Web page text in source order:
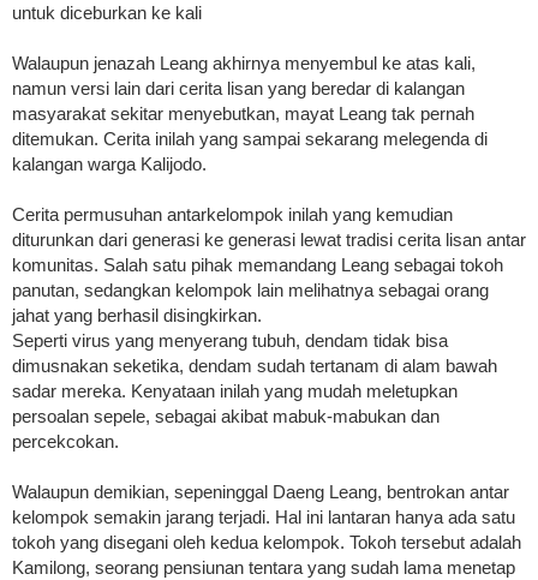
untuk diceburkan ke kali
Walaupun jenazah Leang akhirnya menyembul ke atas kali,
namun versi lain dari cerita lisan yang beredar di kalangan
masyarakat sekitar menyebutkan, mayat Leang tak pernah
ditemukan. Cerita inilah yang sampai sekarang melegenda di
kalangan warga Kalijodo.
Cerita permusuhan antarkelompok inilah yang kemudian
diturunkan dari generasi ke generasi lewat tradisi cerita lisan antar
komunitas. Salah satu pihak memandang Leang sebagai tokoh
panutan, sedangkan kelompok lain melihatnya sebagai orang
jahat yang berhasil disingkirkan.
Seperti virus yang menyerang tubuh, dendam tidak bisa
dimusnakan seketika, dendam sudah tertanam di alam bawah
sadar mereka. Kenyataan inilah yang mudah meletupkan
persoalan sepele, sebagai akibat mabuk-mabukan dan
percekcokan.
Walaupun demikian, sepeninggal Daeng Leang, bentrokan antar
kelompok semakin jarang terjadi. Hal ini lantaran hanya ada satu
tokoh yang disegani oleh kedua kelompok. Tokoh tersebut adalah
Kamilong, seorang pensiunan tentara yang sudah lama menetap